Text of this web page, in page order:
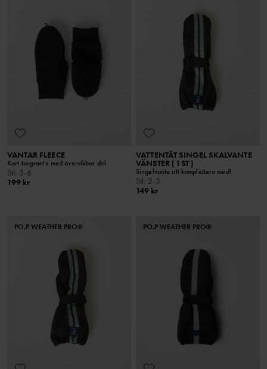
VANTAR FLEECE
Kort torgvante med övervikbar del
Stl: 3-6
199 kr
VATTENTÄT SINGEL SKALVANTE
VÄNSTER ( 1ST )
Singelvante att komplettera med!
Stl: 2-3
149 kr
PO.P WEATHER PRO® PO.P WEATHER PRO®